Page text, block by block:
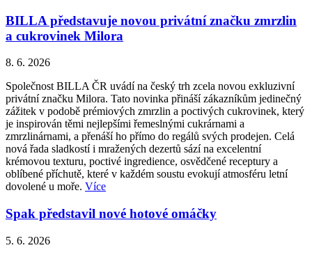
BILLA představuje novou privátní značku zmrzlin
a cukrovinek Milora
8. 6. 2026
Společnost BILLA ČR uvádí na český trh zcela novou exkluzivní
privátní značku Milora. Tato novinka přináší zákazníkům jedinečný
zážitek v podobě prémiových zmrzlin a poctivých cukrovinek, který
je inspirován těmi nejlepšími řemeslnými cukrárnami a
zmrzlinárnami, a přenáší ho přímo do regálů svých prodejen. Celá
nová řada sladkostí i mražených dezertů sází na excelentní
krémovou texturu, poctivé ingredience, osvědčené receptury a
oblíbené příchutě, které v každém soustu evokují atmosféru letní
dovolené u moře. Více
Spak představil nové hotové omáčky
5. 6. 2026